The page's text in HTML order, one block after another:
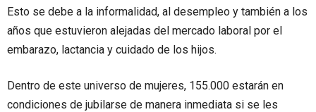
Esto se debe a la informalidad, al desempleo y también a los
años que estuvieron alejadas del mercado laboral por el
embarazo, lactancia y cuidado de los hijos.
Dentro de este universo de mujeres, 155.000 estarán en
condiciones de jubilarse de manera inmediata si se les